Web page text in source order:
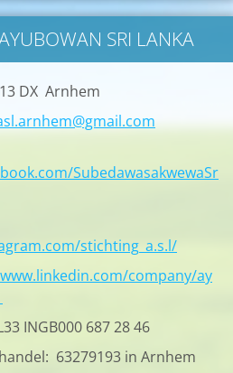
SRI LANKA
DX Arnhem
SubedawasakwewaSr
stichting_a.s.l/
company/ay
INGB000 687 28 46
63279193 in Arnhem